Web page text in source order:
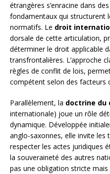
étrangères s’enracine dans
fondamentaux qui structurent
normatifs. Le droit
dorsale de cette articulation,
déterminer le droit applicable
transfrontalières. L’approche
règles de conflit de lois,
compétent selon des facteurs
Parallèlement, la doctrine du
internationale) joue un rôle
dynamique. Développée
anglo-saxonnes, elle invite les
respecter les actes juridiques
la souveraineté des autres
pas une obligation stricte